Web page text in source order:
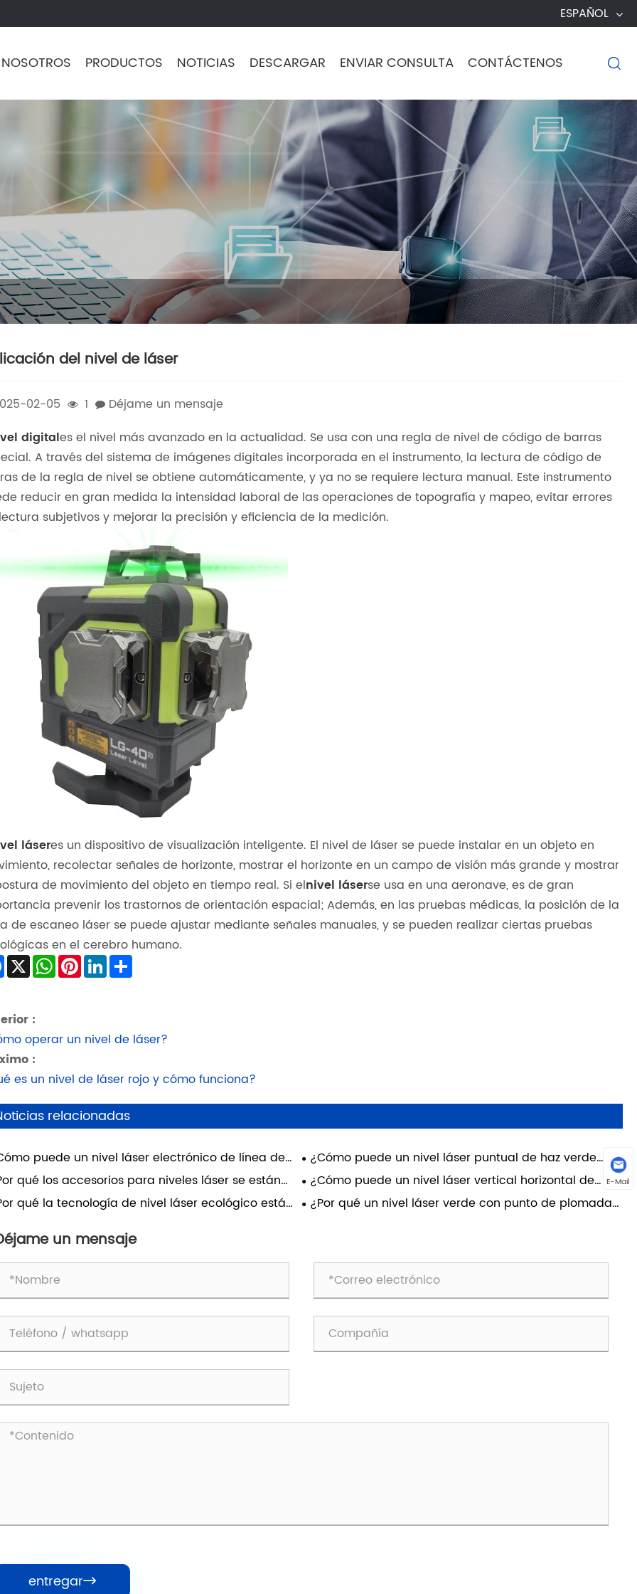
ESPAÑOL
PRODUCTOS NOTICIAS DESCARGAR ENVIAR CONSULTA CONTÁCTENOS 
del nivel de láser
02-05 1
Déjame un mensaje
digitales el nivel más avanzado en la actualidad. Se usa con una regla de nivel de código de barras
A través del sistema de imágenes digitales incorporada en el instrumento, la lectura de código de
de la regla de nivel se obtiene automáticamente, y ya no se requiere lectura manual. Este instrumento
reducir en gran medida la intensidad laboral de las operaciones de topografía y mapeo, evitar errores
subjetivos y mejorar la precisión y eficiencia de la medición.
láseres un dispositivo de visualización inteligente. El nivel de láser se puede instalar en un objeto en
recolectar señales de horizonte, mostrar el horizonte en un campo de visión más grande y mostrar
de movimiento del objeto en tiempo real. Si elnivel láserse usa en una aeronave, es de gran
prevenir los trastornos de orientación espacial; Además, en las pruebas médicas, la posición de la
de escaneo láser se puede ajustar mediante señales manuales, y se pueden realizar ciertas pruebas
en el cerebro humano.
Facebook
X WhatsApp
Pinterest
LinkedIn
:
operar un nivel de láser?
:
es un nivel de láser rojo y cómo funciona?
relacionadas
puede un nivel láser electrónico de línea de
Roja mejorar la precisión y la eficiencia en
de construcción modernos?
¿Cómo puede un nivel láser puntual de haz verde
para la construcción mejorar la precisión y la eficiencia
en los sitios de trabajo modernos?
qué los accesorios para niveles láser se están
esenciales para el trabajo moderno?
¿Cómo puede un nivel láser vertical horizontal de
línea cruzada verde mejorar la precisión en proyectos
de construcción y bricolaje modernos?
qué la tecnología de nivel láser ecológico está
¿Por qué un nivel láser verde con punto de plomada
un mensaje
entregar
E-Mail